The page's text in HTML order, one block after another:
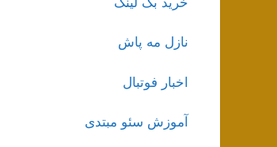
نازل مه پاش
اخبار فوتبال
آموزش سئو مبتدی